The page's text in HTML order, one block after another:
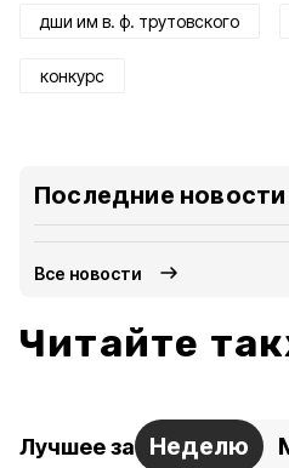
дши им в. ф. трутовского
конкурс
Последние новости
Все новости
Читайте
Лучшее за Неделю